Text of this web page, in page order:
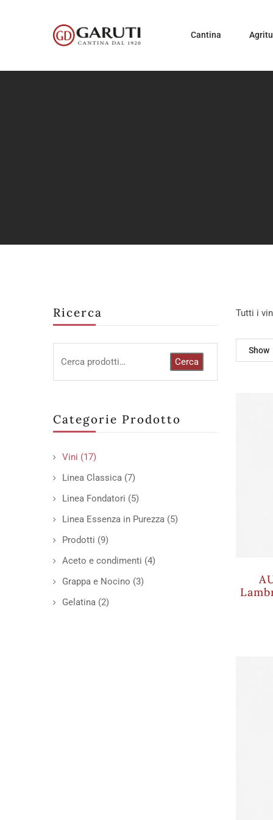
Cantina
Ricerca
Cerca
Categorie Prodotto
Vini (17)
Linea Classica (7)
Linea Fondatori (5)
Linea Essenza in Purezza (5)
Prodotti (9)
Aceto e condimenti (4)
Grappa e Nocino (3)
Gelatina (2)
Tutti i
Show